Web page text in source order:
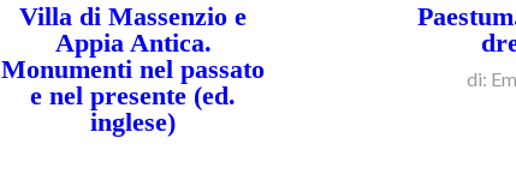
Villa di Massenzio e
Appia Antica.
Monumenti nel passato
e nel presente (ed.
inglese)
di: